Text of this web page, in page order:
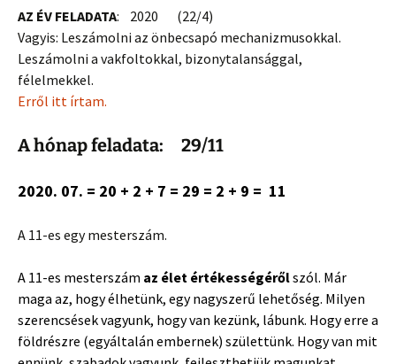
AZ ÉV FELADATA: 2020 (22/4)
Vagyis: Leszámolni az önbecsapó mechanizmusokkal.
Leszámolni a vakfoltokkal, bizonytalansággal,
félelmekkel.
Erről itt írtam.
A hónap feladata: 29/11
2020. 07. = 20 + 2 + 7 = 29 = 2 + 9 = 11
A 11-es egy mesterszám.
A 11-es mesterszám az élet értékességérőlszól. Már
maga az, hogy élhetünk, egy nagyszerű lehetőség. Milyen
szerencsések vagyunk, hogy van kezünk, lábunk. Hogy erre a
földrészre (egyáltalán embernek) születtünk. Hogy van mit